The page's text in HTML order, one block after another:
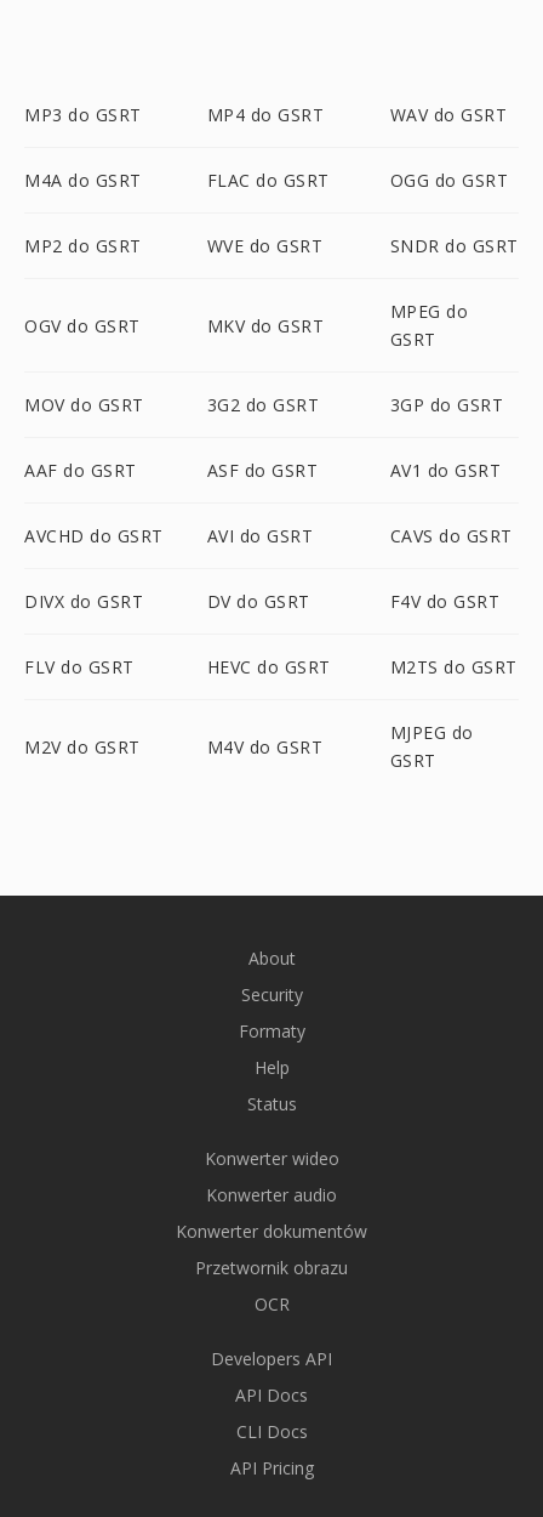
MP3 do GSRT MP4 do GSRT WAV do GSRT
M4A do GSRT FLAC do GSRT OGG do GSRT
MP2 do GSRT WVE do GSRT SNDR do GSRT
OGV do GSRT MKV do GSRT
MPEG do
GSRT
MOV do GSRT 3G2 do GSRT 3GP do GSRT
AAF do GSRT ASF do GSRT AV1 do GSRT
AVCHD do GSRT AVI do GSRT CAVS do GSRT
DIVX do GSRT DV do GSRT F4V do GSRT
FLV do GSRT HEVC do GSRT M2TS do GSRT
M2V do GSRT M4V do GSRT
MJPEG do
GSRT
About
Security
Formaty
Help
Status
Konwerter wideo
Konwerter audio
Konwerter dokumentów
Przetwornik obrazu
OCR
Developers API
API Docs
CLI Docs
API Pricing